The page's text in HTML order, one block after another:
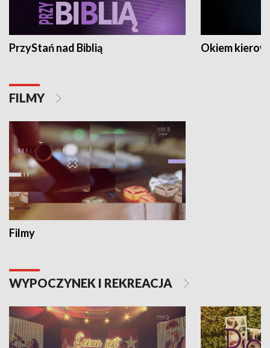
PrzyStań nad Biblią Okiem
FILMY
Filmy
WYPOCZYNEK I REKREACJA